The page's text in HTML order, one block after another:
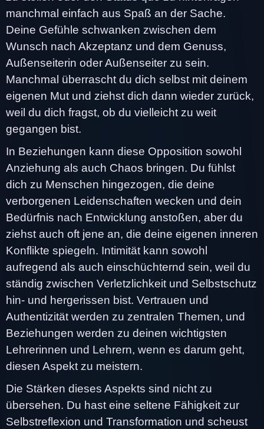
manchmal einfach aus Spaß an der Sache.
Deine Gefühle schwanken zwischen dem
Wunsch nach Akzeptanz und dem Genuss,
Außenseiterin oder Außenseiter zu sein.
Manchmal überrascht du dich selbst mit deinem
eigenen Mut und ziehst dich dann wieder zurück,
weil du dich fragst, ob du vielleicht zu weit
gegangen bist.
In Beziehungen kann diese Opposition sowohl
Anziehung als auch Chaos bringen. Du fühlst
dich zu Menschen hingezogen, die deine
verborgenen Leidenschaften wecken und dein
Bedürfnis nach Entwicklung anstoßen, aber du
ziehst auch oft jene an, die deine eigenen inneren
Konflikte spiegeln. Intimität kann sowohl
aufregend als auch einschüchternd sein, weil du
ständig zwischen Verletzlichkeit und Selbstschutz
hin- und hergerissen bist. Vertrauen und
Authentizität werden zu zentralen Themen, und
Beziehungen werden zu deinen wichtigsten
Lehrerinnen und Lehrern, wenn es darum geht,
diesen Aspekt zu meistern.
Die Stärken dieses Aspekts sind nicht zu
übersehen. Du hast eine seltene Fähigkeit zur
Selbstreflexion und Transformation und scheust